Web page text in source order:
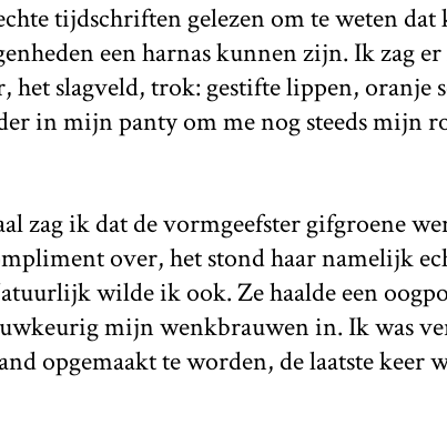
tijdschriften gelezen om te weten dat
een harnas kunnen zijn. Ik zag
het slagveld, trok: gestifte lippen, oranje
in mijn panty om me nog steeds mijn
zag ik dat de vormgeefster gifgroene
over, het stond haar namelijk
wilde ik ook. Ze haalde een
mijn wenkbrauwen in. Ik was
opgemaakt te worden, de laatste keer